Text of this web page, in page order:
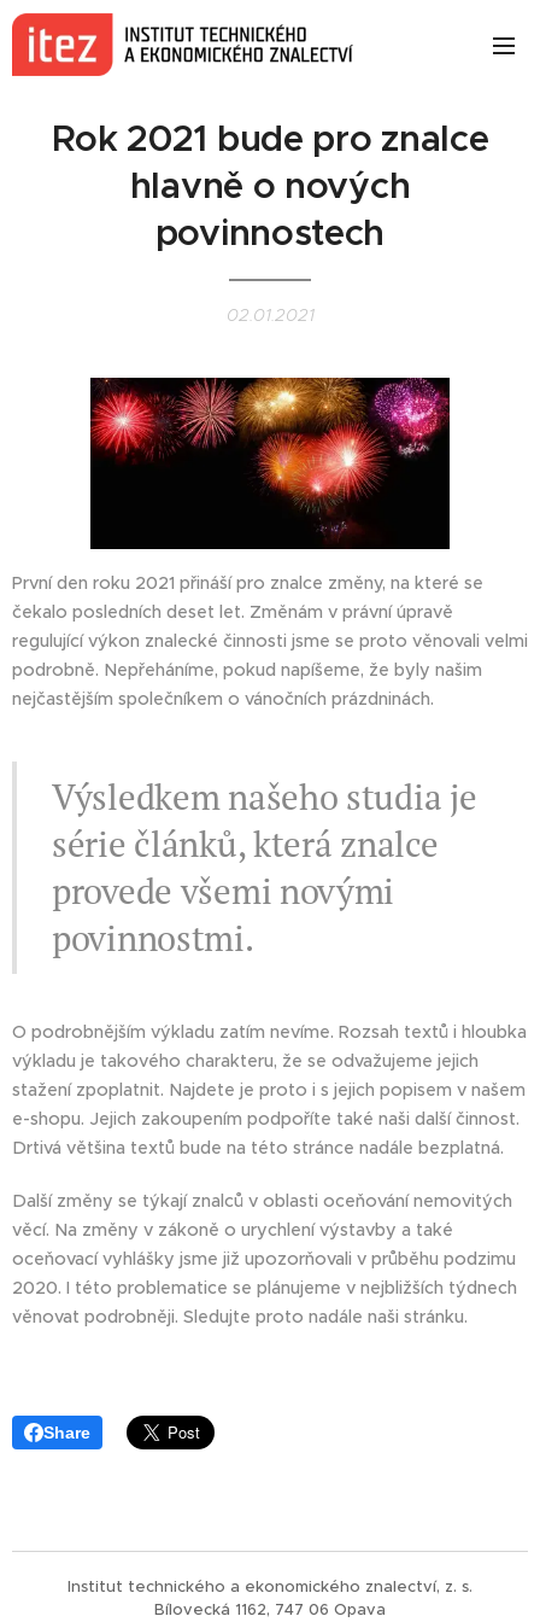
Rok 2021 bude pro znalce
hlavně o nových
povinnostech
02.01.2021
První den roku 2021 přináší pro znalce změny, na které se
čekalo posledních deset let. Změnám v právní úpravě
regulující výkon znalecké činnosti jsme se proto věnovali velmi
podrobně. Nepřeháníme, pokud napíšeme, že byly našim
nejčastějším společníkem o vánočních prázdninách.
Výsledkem našeho studia je
série článků, která znalce
provede všemi novými
povinnostmi.
O podrobnějším výkladu zatím nevíme. Rozsah textů i hloubka
výkladu je takového charakteru, že se odvažujeme jejich
stažení zpoplatnit. Najdete je proto i s jejich popisem v našem
e-shopu. Jejich zakoupením podpoříte také naši další činnost.
Drtivá většina textů bude na této stránce nadále bezplatná.
Další změny se týkají znalců v oblasti oceňování nemovitých
věcí. Na změny v zákoně o urychlení výstavby a také
oceňovací vyhlášky jsme již upozorňovali v průběhu podzimu
2020. I této problematice se plánujeme v nejbližších týdnech
věnovat podrobněji. Sledujte proto nadále naši stránku.
Share
Institut technického a ekonomického znalectví, z. s.
Bílovecká 1162, 747 06 Opava